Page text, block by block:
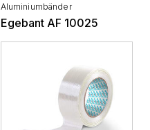
Aluminiumbänder
Egebant AF 10025